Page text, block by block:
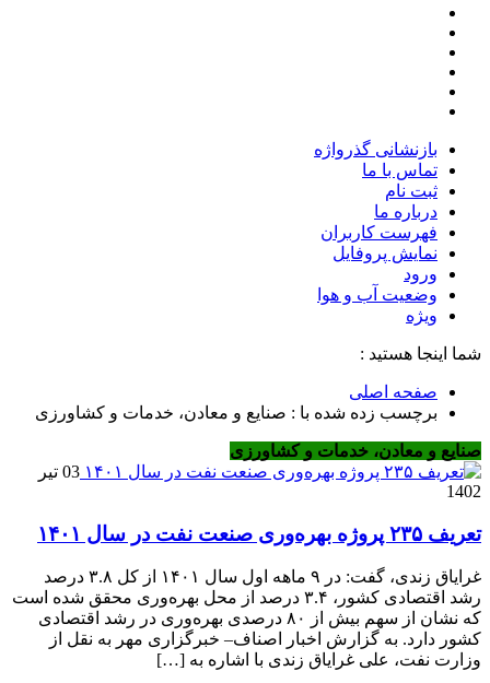
بازنشانی گذرواژه
تماس با ما
ثبت نام
درباره ما
فهرست کاربران
نمایش پروفایل
ورود
وضعیت آب و هوا
ویژه
شما اینجا هستید :
صفحه اصلی
برچسب زده شده با : صنایع و معادن، خدمات و کشاورزی
صنایع و معادن، خدمات و کشاورزی
03 تیر
1402
تعریف ۲۳۵ پروژه بهره‌وری صنعت نفت در سال ۱۴۰۱
غرایاق زندی، گفت: در ۹ ماهه اول سال ۱۴۰۱ از کل ۳.۸ درصد
رشد اقتصادی کشور، ۳.۴ درصد از محل بهره‌وری محقق شده است
که نشان از سهم بیش از ۸۰ درصدی بهره‌وری در رشد اقتصادی
کشور دارد. به گزارش اخبار اصناف– خبرگزاری مهر به نقل از
وزارت نفت، علی غرایاق زندی با اشاره به […]